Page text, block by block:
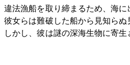
違法漁船を取り締まるため、海に
彼女らは難破した船から見知らぬ
しかし、彼は謎の深海生物に寄生